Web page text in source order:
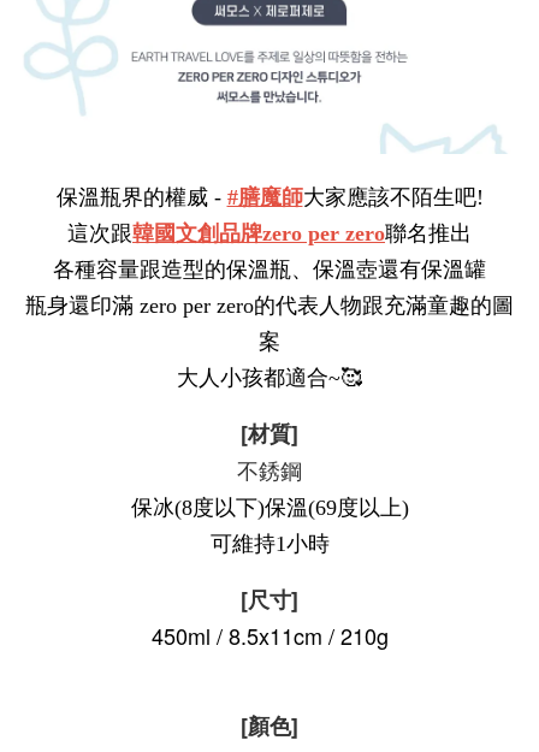
保溫瓶界的權威 - #膳魔師大家應該不陌生吧!
這次跟韓國文創品牌zero per zero聯名推出
各種容量跟造型的保溫瓶、保溫壺還有保溫罐
瓶身還印滿 zero per zero的代表人物跟充滿童趣的圖
案
大人小孩都適合~🥰
[材質]
不銹鋼
保冰(8度以下)保溫(69度以上)
可維持1小時
[尺寸]
450ml /8.5x11cm / 210g
[顏色]